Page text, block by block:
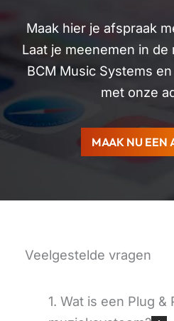
Maak hier je afspraak
Laat je meenemen in
BCM Music Systems
met onze
MAAK NU EEN
Veelgestelde vragen
1. Wat is een Plug &